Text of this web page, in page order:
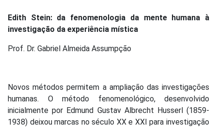
Edith Stein: da fenomenologia da mente humana à
investigação da experiência mística
Prof. Dr. Gabriel Almeida Assumpção
Novos métodos permitem a ampliação das investigações
humanas. O método fenomenológico, desenvolvido
inicialmente por Edmund Gustav Albrecht Husserl (1859-
1938) deixou marcas no século XX e XXI para investigação